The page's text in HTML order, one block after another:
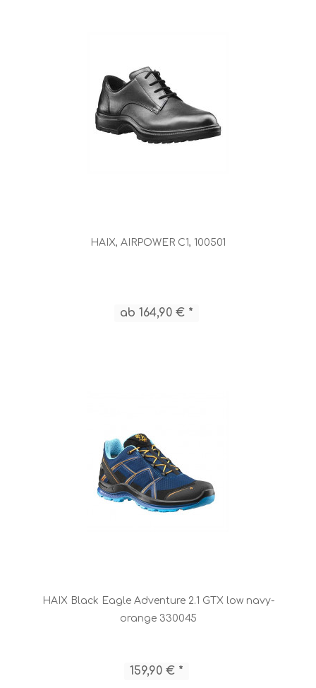
HAIX, AIRPOWER C1, 100501
ab 164,90 € *
HAIX Black Eagle Adventure 2.1 GTX low navy-
orange 330045
159,90 € *